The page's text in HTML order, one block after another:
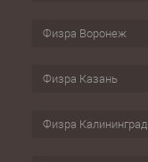
Физра Воронеж
Физра Казань
Физра Калининград